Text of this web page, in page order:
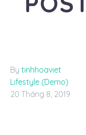
By tinhhoaviet
Lifestyle (Demo)
20 Tháng 8, 2019